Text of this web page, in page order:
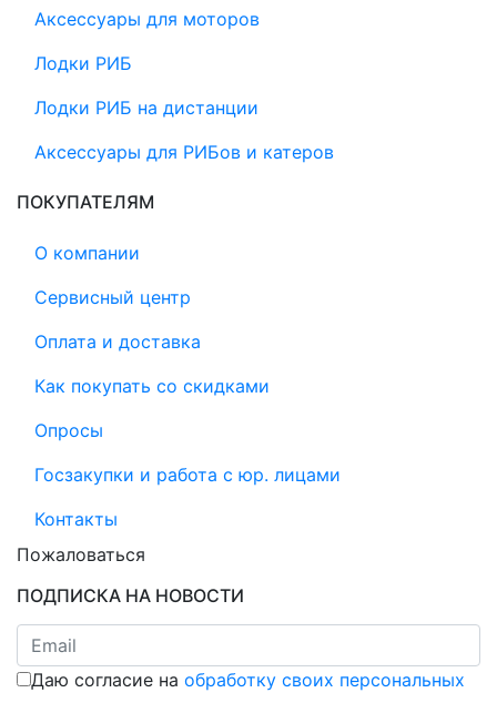
Аксессуары для моторов
Лодки РИБ
Лодки РИБ на дистанции
Аксессуары для РИБов и катеров
ПОКУПАТЕЛЯМ
О компании
Сервисный центр
Оплата и доставка
Как покупать со скидками
Опросы
Госзакупки и работа с юр. лицами
Контакты
Пожаловаться
ПОДПИСКА НА НОВОСТИ
Даю согласие на обработку своих персональных